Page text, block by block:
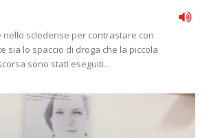
nello scledense per contrastare con
sia lo spaccio di droga che la piccola
sono stati eseguiti...